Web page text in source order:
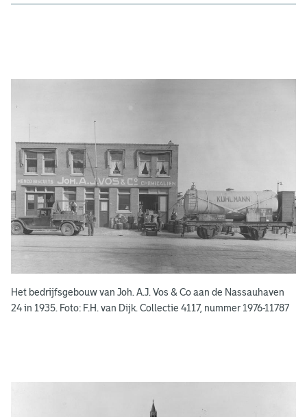
e
s
b
o
e
e
n
e
n
Het bedrijfsgebouw van Joh. A.J. Vos & Co aan de Nassauhaven
24 in 1935. Foto: F.H. van Dijk. Collectie 4117, nummer 1976-11787